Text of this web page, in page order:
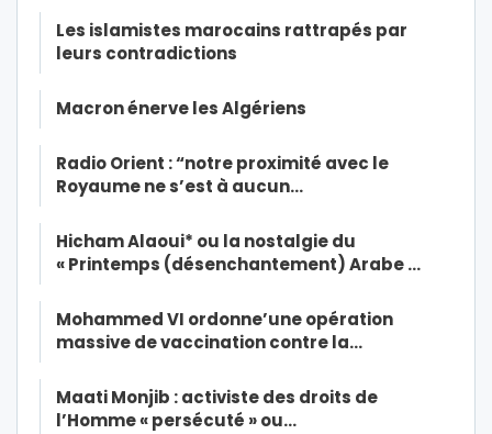
Les islamistes marocains rattrapés par
leurs contradictions
Macron énerve les Algériens
Radio Orient : “notre proximité avec le
Royaume ne s’est à aucun…
Hicham Alaoui* ou la nostalgie du
« Printemps (désenchantement) Arabe …
Mohammed VI ordonne’une opération
massive de vaccination contre la…
Maati Monjib : activiste des droits de
l’Homme « persécuté » ou…